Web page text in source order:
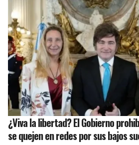
¿Viva la libertad? El Gobierno
se quejen en redes por sus bajos